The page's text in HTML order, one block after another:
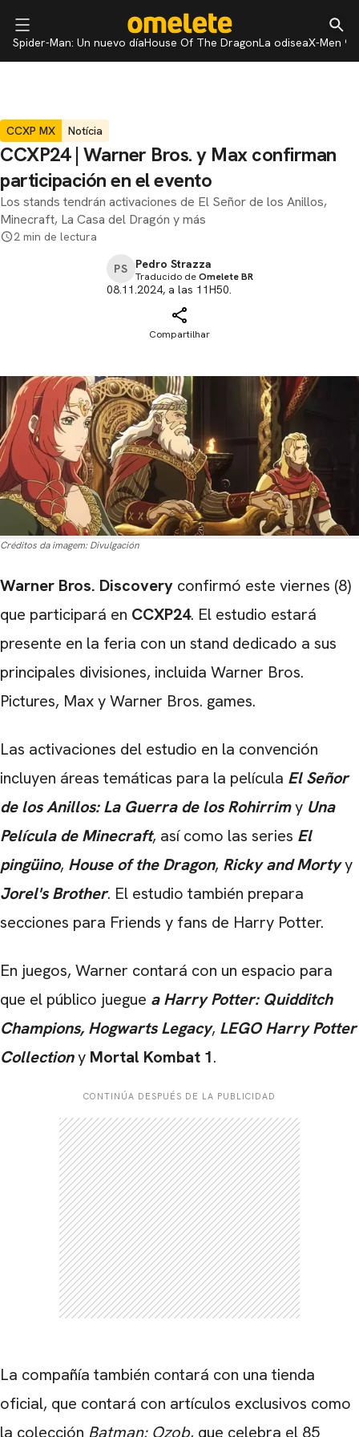
Spider-Man: Un nuevo díaHouse Of The DragonLa odiseaX-Men 97
CCXP MX Notícia
CCXP24 | Warner Bros. y Max confirman
participación en el evento
Los stands tendrán activaciones de El Señor de los Anillos,
Minecraft, La Casa del Dragón y más
2 min de lectura
PS Pedro Strazza
Traducido deOmelete BR
08.11.2024, a las 11H50.
Compartilhar
Créditos da imagem: Divulgación
Warner Bros. Discovery confirmó este viernes (8)
que participará en CCXP24. El estudio estará
presente en la feria con un stand dedicado a sus
principales divisiones, incluida Warner Bros.
Pictures, Max y Warner Bros. games.
Las activaciones del estudio en la convención
incluyen áreas temáticas para la película El Señor
de los Anillos: La Guerra de los Rohirrimy Una
Película de Minecraft, así como las series El
pingüino, House of the Dragon, Ricky and Mortyy
Jorel's Brother. El estudio también prepara
secciones para Friends y fans de Harry Potter.
En juegos, Warner contará con un espacio para
que el público juegue a Harry Potter: Quidditch
Champions, Hogwarts Legacy, LEGO Harry Potter
Collectiony Mortal Kombat 1.
CONTINÚA DESPUÉS DE LA PUBLICIDAD
La compañía también contará con una tienda
oficial, que contará con artículos exclusivos como
la colección Batman: Ozob, que celebra el 85